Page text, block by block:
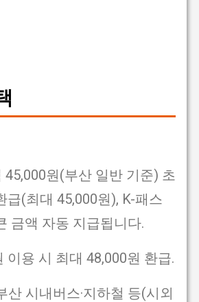
45,000원(부산 일반 기준) 초
급(최대 45,000원), K-패스
금액 자동 지급됩니다.
이용 시 최대 48,000원 환급.
산 시내버스·지하철 등(시외